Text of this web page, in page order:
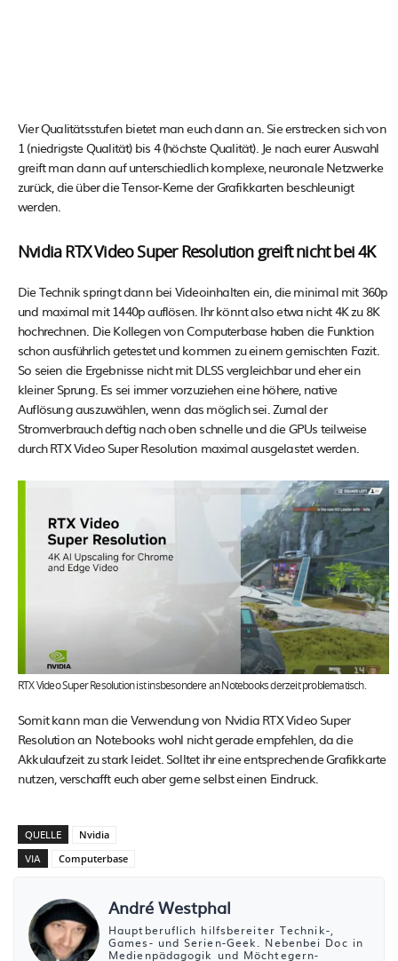
Vier Qualitätsstufen bietet man euch dann an. Sie erstrecken sich von
1 (niedrigste Qualität) bis 4 (höchste Qualität). Je nach eurer Auswahl
greift man dann auf unterschiedlich komplexe, neuronale Netzwerke
zurück, die über die Tensor-Kerne der Grafikkarten beschleunigt
werden.
Nvidia RTX Video Super Resolution greift nicht bei 4K
Die Technik springt dann bei Videoinhalten ein, die minimal mit 360p
und maximal mit 1440p auflösen. Ihr könnt also etwa nicht 4K zu 8K
hochrechnen. Die Kollegen von Computerbase haben die Funktion
schon ausführlich getestet und kommen zu einem gemischten Fazit.
So seien die Ergebnisse nicht mit DLSS vergleichbar und eher ein
kleiner Sprung. Es sei immer vorzuziehen eine höhere, native
Auflösung auszuwählen, wenn das möglich sei. Zumal der
Stromverbrauch deftig nach oben schnelle und die GPUs teilweise
durch RTX Video Super Resolution maximal ausgelastet werden.
RTX Video Super Resolution ist insbesondere an Notebooks derzeit problematisch.
Somit kann man die Verwendung von Nvidia RTX Video Super
Resolution an Notebooks wohl nicht gerade empfehlen, da die
Akkulaufzeit zu stark leidet. Solltet ihr eine entsprechende Grafikkarte
nutzen, verschafft euch aber gerne selbst einen Eindruck.
QUELLE Nvidia
VIA Computerbase
André Westphal
Hauptberuflich hilfsbereiter Technik-,
Games- und Serien-Geek. Nebenbei Doc in
Medienpädagogik und Möchtegern-